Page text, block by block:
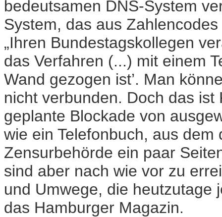
bedeutsamen DNS-System
System, das aus
„Ihren Bundestagskollegen
das Verfahren (...) mit einem
Wand gezogen ist’. Man
nicht verbunden. Doch das
geplante Blockade von
wie ein Telefonbuch, aus dem
Zensurbehörde ein paar
sind aber nach wie vor zu
und Umwege, die heutzutage
das Hamburger Magazin.